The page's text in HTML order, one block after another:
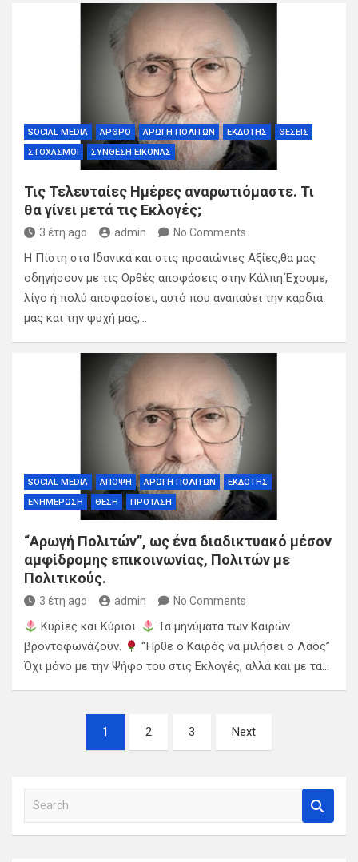
SOCIAL MEDIA ΆΡΘΡΟ ΑΡΩΓΉ ΠΟΛΙΤΏΝ ΕΚΔΌΤΗΣ
ΘΈΣΕΙΣ
ΣΤΟΧΑΣΜΟΊ
ΣΎΝΘΕΣΗ ΕΙΚΌΝΑΣ
Τις Τελευταίες Ημέρες αναρωτιόμαστε. Τι
θα γίνει μετά τις Εκλογές;
3 έτη ago admin No Comments
Η Πίστη στα Ιδανικά και στις προαιώνιες Αξίες,θα μας
οδηγήσουν με τις Ορθές αποφάσεις στην Κάλπη.Έχουμε,
λίγο ή πολύ αποφασίσει, αυτό που αναπαύει την καρδιά
μας και την ψυχή μας,…
SOCIAL MEDIA ΆΠΟΨΗ ΑΡΩΓΉ ΠΟΛΙΤΏΝ
ΕΚΔΌΤΗΣ
ΕΝΗΜΈΡΩΣΗ
ΘΈΣΗ ΠΡΌΤΑΣΗ
“Αρωγή Πολιτών”, ως ένα διαδικτυακό μέσον
αμφίδρομης επικοινωνίας, Πολιτών με
Πολιτικούς.
3 έτη ago admin No Comments
Κυρίες και Κύριοι.
Τα μηνύματα των Καιρών
βροντοφωνάζουν.
“Ήρθε ο Καιρός να μιλήσει ο Λαός”
Όχι μόνο με την Ψήφο του στις Εκλογές, αλλά και με τα…
Σελιδοποίηση
1 2 3 Next
a